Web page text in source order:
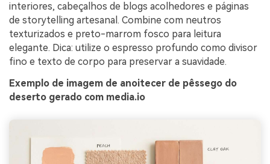
interiores, cabeçalhos de blogs acolhedores e páginas
de storytelling artesanal. Combine com neutros
texturizados e preto-marrom fosco para leitura
elegante. Dica: utilize o espresso profundo como divisor
fino e texto de corpo para preservar a suavidade.
Exemplo de imagem de anoitecer de pêssego do
deserto gerado com media.io